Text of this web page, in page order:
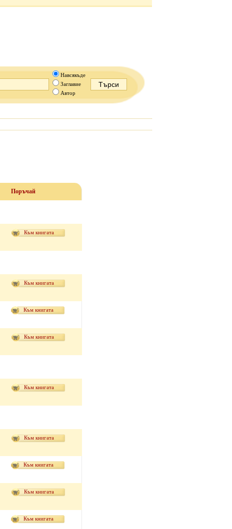
Навсякъде
Заглавие
Автор
Поръчай
Към книгата
Към книгата
Към книгата
Към книгата
Към книгата
Към книгата
Към книгата
Към книгата
Към книгата